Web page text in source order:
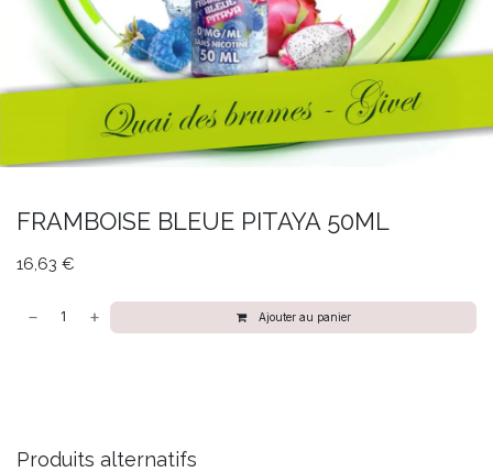
FRAMBOISE BLEUE PITAYA 50ML
16,63 €
Ajouter au panier
Produits alternatifs